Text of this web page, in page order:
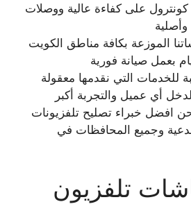
على كفاءة عالية ووصلات
وأصلية
الموزعة بكافة مناطق الكويت
بعمل صيانة فورية
للخدمات التي نقدمها معقولة
أي عميل والتجربة أكبر
افضل خبراء تصليح تلفزيونات
وجميع المحافظات في
تلفزيون